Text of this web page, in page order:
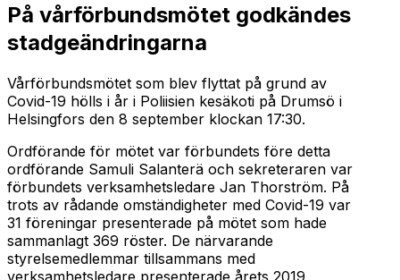
På vårförbundsmötet godkändes
stadgeändringarna
Vårförbundsmötet som blev flyttat på grund av
Covid-19 hölls i år i Poliisien kesäkoti på Drumsö i
Helsingfors den 8 september klockan 17:30.
Ordförande för mötet var förbundets före detta
ordförande Samuli Salanterä och sekreteraren var
förbundets verksamhetsledare Jan Thorström. På
trots av rådande omständigheter med Covid-19 var
31 föreningar presenterade på mötet som hade
sammanlagt 369 röster. De närvarande
styrelsemedlemmar tillsammans med
verksamhetsledare presenterade årets 2019